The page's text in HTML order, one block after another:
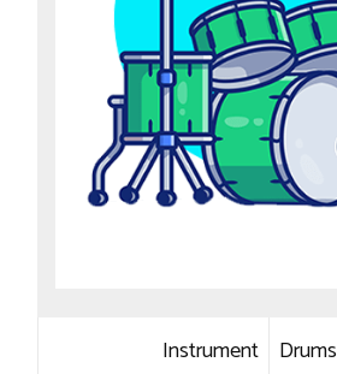
Instrument Drums